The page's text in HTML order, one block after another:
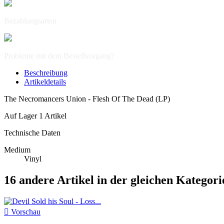
Beschreibung
Artikeldetails
The Necromancers Union - Flesh Of The Dead (LP)
Auf Lager 1 Artikel
Technische Daten
Medium
Vinyl
16 andere Artikel in der gleichen
 Vorschau